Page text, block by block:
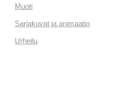
Muoti
Sarjakuvat ja animaatio
Urheilu